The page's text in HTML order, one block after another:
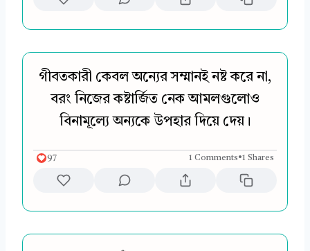
গীবতকারী কেবল অন্যের সম্মানই নষ্ট করে না,
বরং নিজের কষ্টার্জিত নেক আমলগুলোও
বিনামূল্যে অন্যকে উপহার দিয়ে দেয়।
97 1 Comments•1 Shares